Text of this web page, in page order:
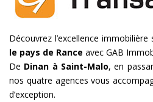
NOS
Créer une alerte
Découvrez l’excellence immobilière
le pays de Rance avec GAB
De Dinan à Saint-Malo, en
nos quatre agences vous
d’exception.